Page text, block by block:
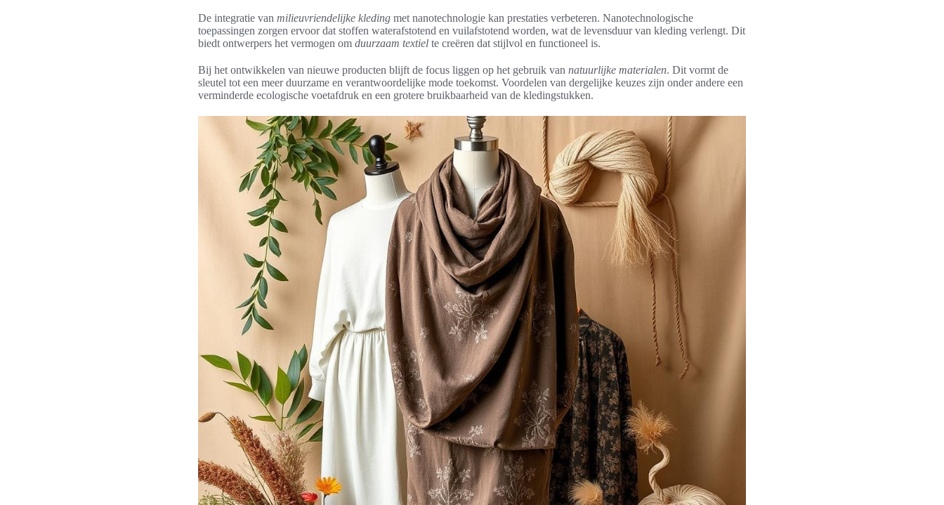
De integratie van milieuvriendelijke kleding met nanotechnologie kan prestaties verbeteren. Nanotechnologische
toepassingen zorgen ervoor dat stoffen waterafstotend en vuilafstotend worden, wat de levensduur van kleding verlengt. Dit
biedt ontwerpers het vermogen om duurzaam textiel te creëren dat stijlvol en functioneel is.
Bij het ontwikkelen van nieuwe producten blijft de focus liggen op het gebruik van natuurlijke materialen. Dit vormt de
sleutel tot een meer duurzame en verantwoordelijke mode toekomst. Voordelen van dergelijke keuzes zijn onder andere een
verminderde ecologische voetafdruk en een grotere bruikbaarheid van de kledingstukken.